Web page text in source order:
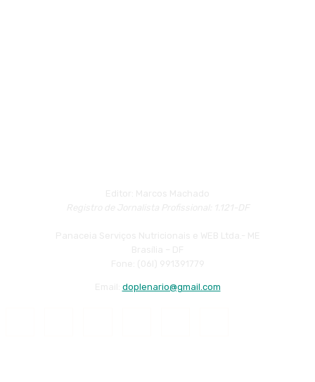
doplenario@gmail.com